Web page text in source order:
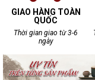
GIAO HÀNG TOÀN
QUỐC
Thời gian giao từ 3-6
ngày